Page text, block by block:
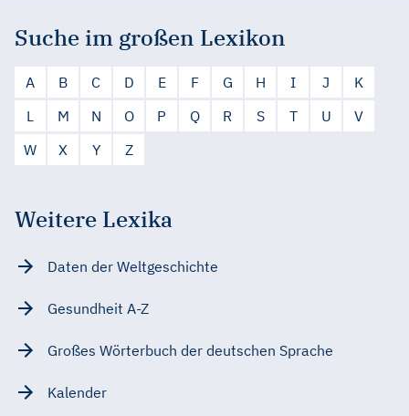
Suche im großen Lexikon
A B C D E F G H I J
K
L
M N O P Q R S T U
V
W
X Y Z
Weitere Lexika
Daten der Weltgeschichte
Gesundheit A-Z
Großes Wörterbuch der deutschen Sprache
Kalender